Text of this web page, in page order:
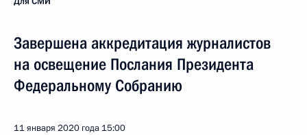
Завершена аккредитация журналистов
на освещение Послания Президента
Федеральному Собранию
11 января 2020 года 15:00